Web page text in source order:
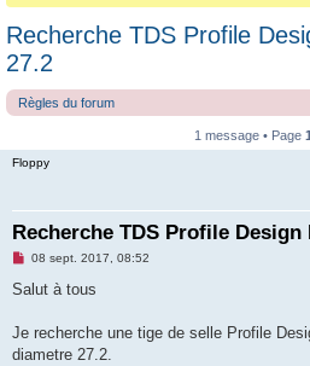
Recherche TDS Profile
27.2
Règles du forum
1 message • Page 1
Floppy
Recherche TDS Profile Design
M
s
g
n
08 sept. 2017, 08:52
Salut à tous
Je recherche une tige de selle Profile
diametre 27.2.